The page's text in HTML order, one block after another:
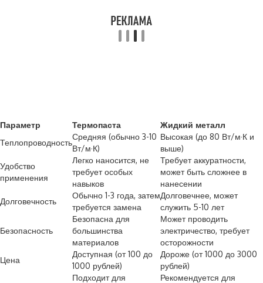
Параметр Термопаста
Жидкий металл
Теплопроводность
Средняя (обычно 3-10
Вт/м·К)
Высокая (до 80 Вт/м·К и
выше)
Удобство
применения
Легко наносится, не
требует особых
навыков
Требует аккуратности,
может быть сложнее в
нанесении
Долговечность
Обычно 1-3 года, затем
требуется замена
Долговечнее, может
служить 5-10 лет
Безопасность
Безопасна для
большинства
материалов
Может проводить
электричество, требует
осторожности
Цена
Доступная (от 100 до
1000 рублей)
Дороже (от 1000 до 3000
рублей)
Подходит для
Рекомендуется для